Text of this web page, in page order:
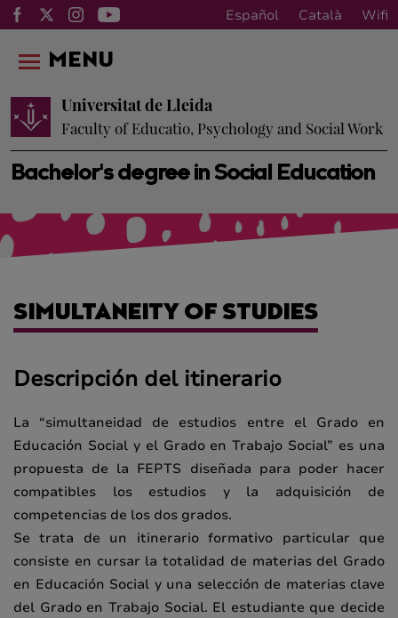
Español Català Wifi
Bachelor's degree in Social Education
Universitat de Lleida
Faculty of Educatio, Psychology and Social Work
MENU
SIMULTANEITY OF STUDIES
Descripción del itinerario
La “simultaneidad de estudios entre el Grado en
Educación Social y el Grado en Trabajo Social” es una
propuesta de la FEPTS diseñada para poder hacer
compatibles los estudios y la adquisición de
competencias de los dos grados.
Se trata de un itinerario formativo particular que
consiste en cursar la totalidad de materias del Grado
en Educación Social y una selección de materias clave
del Grado en Trabajo Social. El estudiante que decide